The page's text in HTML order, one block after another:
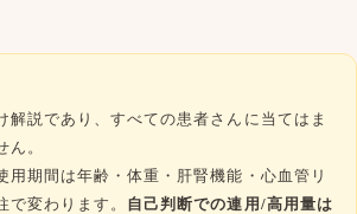
解説であり、すべての患者さんに当てはま
ん。
用期間は年齢・体重・肝腎機能・心血管リ
で変わります。 自己判断での連用/高用量は